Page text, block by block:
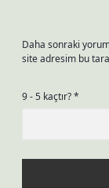
Daha sonraki
site adresim bu
9 - 5 kaçtır?*